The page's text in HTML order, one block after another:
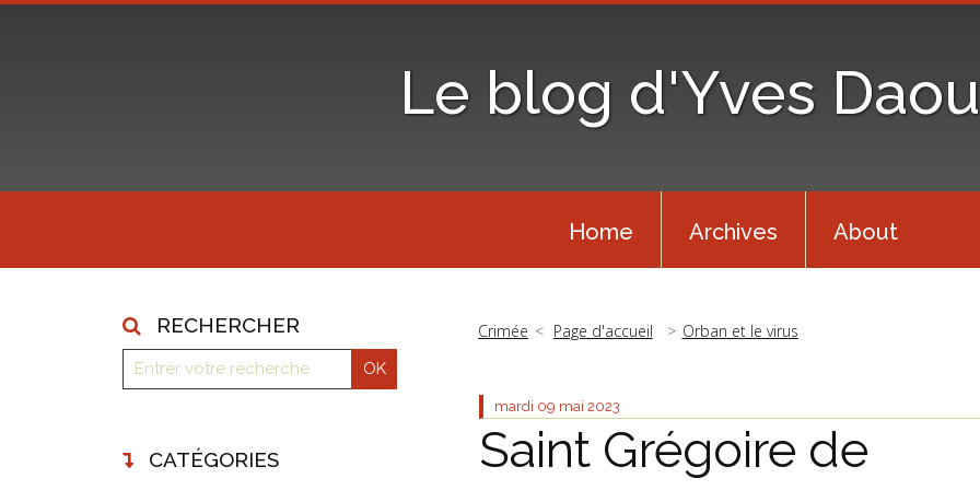
Le blog d'Yves
Home Archives About
RECHERCHER
CATÉGORIES
Crimée Page d'accueil Orban et le virus
mardi 09 mai 2023
Saint Grégoire de